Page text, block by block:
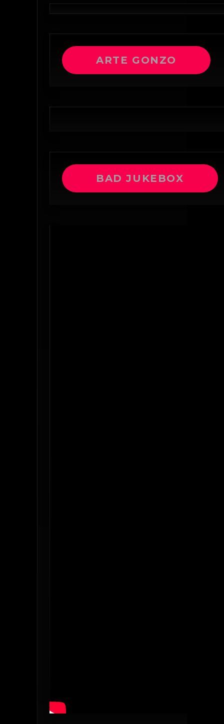
ARTE GONZO
BAD JUKEBOX